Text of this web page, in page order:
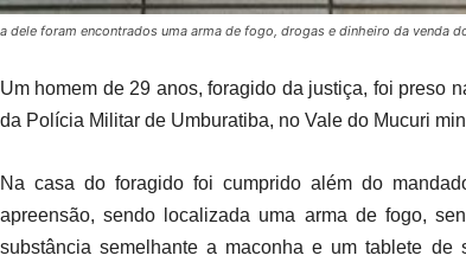
foram encontrados uma arma de fogo, drogas e dinheiro da venda
Um homem de 29 anos, foragido da justiça, foi preso
da Polícia Militar de Umburatiba, no Vale do Mucuri
Na casa do foragido foi cumprido além do
apreensão, sendo localizada uma arma de fogo,
substância semelhante a maconha e um tablete